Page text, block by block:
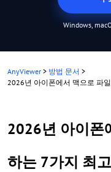
Windows,
AnyViewer > 방법 문서 >
2026년 아이폰에서 맥으로 파
2026년 아이폰
하는 7가지 최